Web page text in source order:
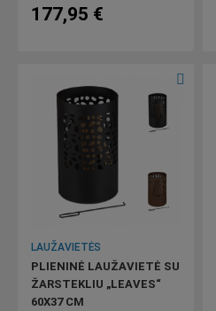
177,95 €
LAUŽAVIETĖS
PLIENINĖ LAUŽAVIETĖ SU
ŽARSTEKLIU „LEAVES“
60X37 CM